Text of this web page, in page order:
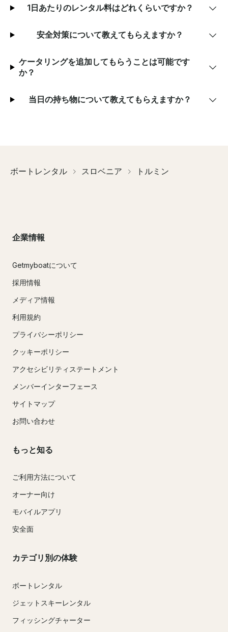
1日あたりのレンタル料はどれくらいですか？
安全対策について教えてもらえますか？
ケータリングを追加してもらうことは可能です
か？
当日の持ち物について教えてもらえますか？
ボートレンタル スロベニア トルミン
企業情報
Getmyboatについて
採用情報
メディア情報
利用規約
プライバシーポリシー
クッキーポリシー
アクセシビリティステートメント
メンバーインターフェース
サイトマップ
お問い合わせ
もっと知る
ご利用方法について
オーナー向け
モバイルアプリ
安全面
カテゴリ別の体験
ボートレンタル
ジェットスキーレンタル
フィッシングチャーター